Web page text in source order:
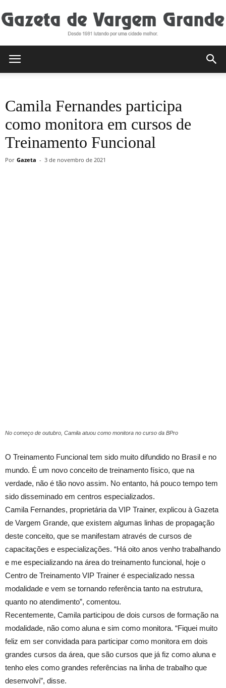
de
Camila Fernandes participa
como monitora em cursos de
Treinamento Funcional
Por Gazeta - 3 de novembro de 2021
No começo de outubro, Camila atuou como monitora no curso da BPro
O Treinamento Funcional tem sido muito difundido no Brasil e no
mundo. É um novo conceito de treinamento físico, que na
verdade, não é tão novo assim. No entanto, há pouco tempo tem
sido disseminado em centros especializados.
Camila Fernandes, proprietária da VIP Trainer, explicou à Gazeta
de Vargem Grande, que existem algumas linhas de propagação
deste conceito, que se manifestam através de cursos de
capacitações e especializações. “Há oito anos venho trabalhando
e me especializando na área do treinamento funcional, hoje o
Centro de Treinamento VIP Trainer é especializado nessa
modalidade e vem se tornando referência tanto na estrutura,
quanto no atendimento”, comentou.
Recentemente, Camila participou de dois cursos de formação na
modalidade, não como aluna e sim como monitora. “Fiquei muito
feliz em ser convidada para participar como monitora em dois
grandes cursos da área, que são cursos que já fiz como aluna e
tenho eles como grandes referências na linha de trabalho que
desenvolvi”, disse.